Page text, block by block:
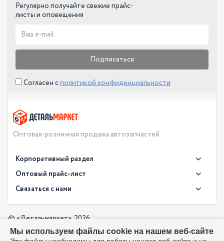
Регулярно получайте свежие прайс-
листы и оповещения
Подписаться
Согласен сполитикой конфиденциальности
Оптовая-розничная продажа автозапчастей
Корпоративный раздел
Новости
О компании
Доставка
Оптовый прайс-лист
Оплата
Производители
Оптовый прайс-лист
Скачать прайс в PDF
Связаться с нами
© «Детальмаркет», 2026
Разработка:
Мы используем файлы cookie на нашем веб-сайте